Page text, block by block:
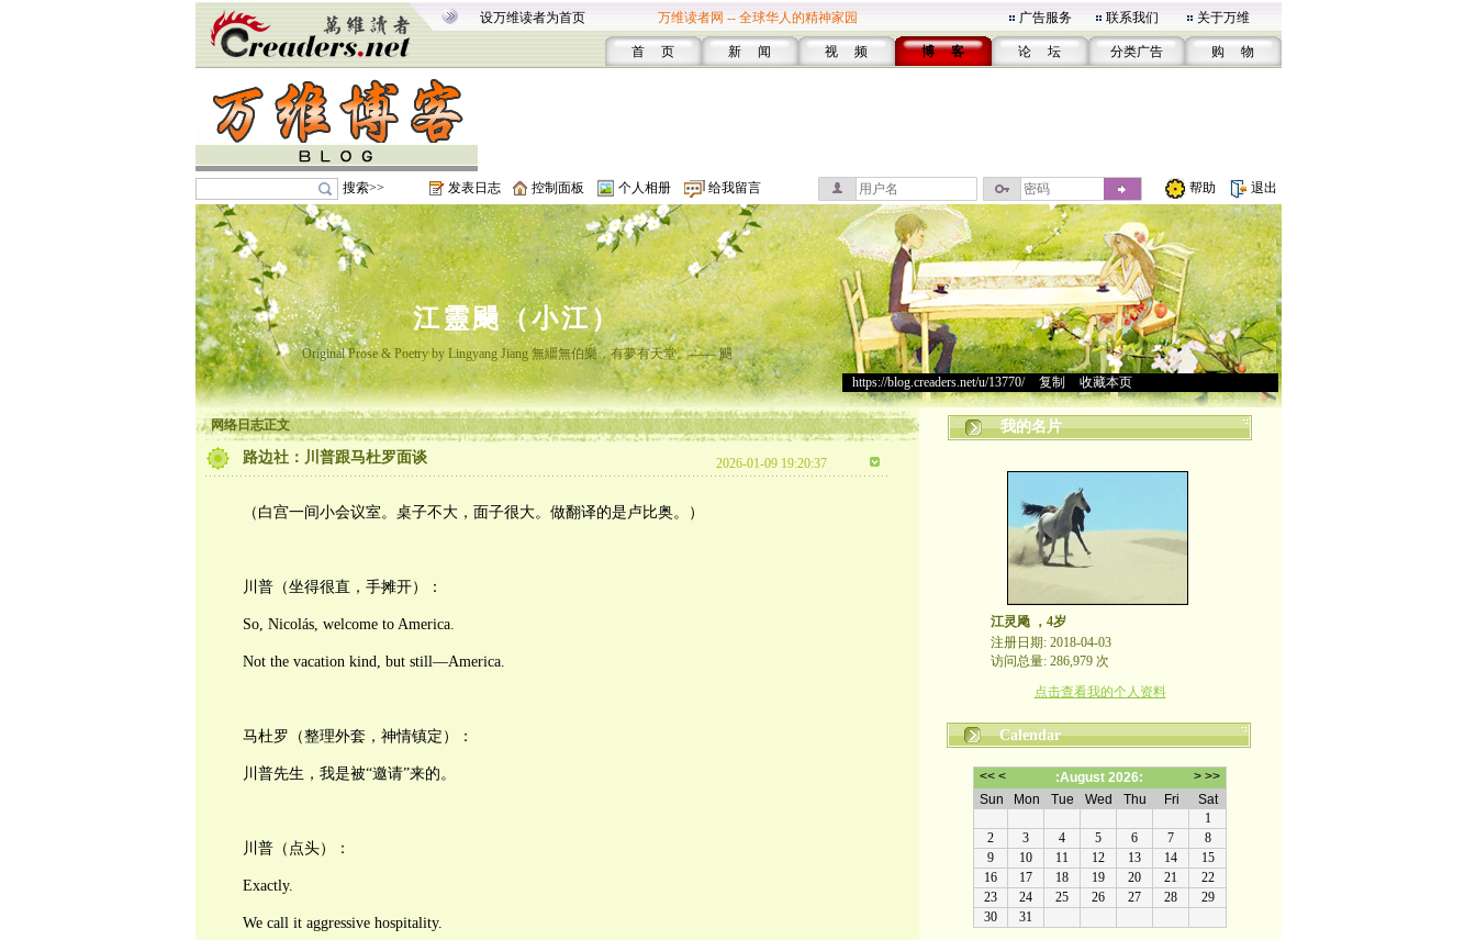
设万维读者为首页 万维读者网 -- 全球华人的精神家园 广告服务 联系我们 关于万维
首 页 新 闻 视 频 博 客 论 坛 分类广告 购 物
搜索>> 发表日志 控制面板 个人相册 给我留言 帮助 退出
江靈颺（小江）
Original Prose & Poetry by Lingyang Jiang 無繮無伯樂，有夢有天堂。—— 颺
https://blog.creaders.net/u/13770/> 复制 收藏本页
网络日志正文
路边社：川普跟马杜罗面谈 2026-01-09 19:20:37
（白宫一间小会议室。桌子不大，面子很大。做翻译的是卢比奥。）
川普（坐得很直，手摊开）：
So, Nicolás, welcome to America.
Not the vacation kind, but still—America.
马杜罗（整理外套，神情镇定）：
川普先生，我是被“邀请”来的。
川普（点头）：
Exactly.
We call it aggressive hospitality.
我的名片
江灵飏 ，4岁
注册日期: 2018-04-03
访问总量: 286,979 次
点击查看我的个人资料
Calendar